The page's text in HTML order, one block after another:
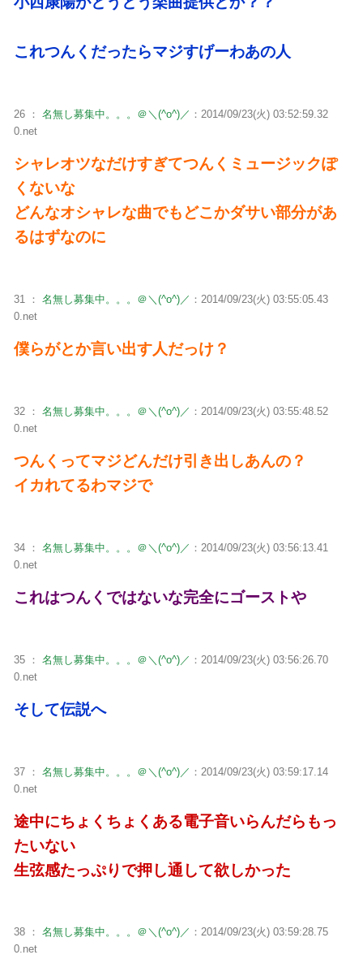
これつんくだったらマジすげーわあの人
26 ： 名無し募集中。。。＠＼(^o^)／ ：2014/09/23(火) 03:52:59.32
0.net
シャレオツなだけすぎてつんくミュージックぽ
くないな
どんなオシャレな曲でもどこかダサい部分があ
るはずなのに
31 ： 名無し募集中。。。＠＼(^o^)／ ：2014/09/23(火) 03:55:05.43
0.net
僕らがとか言い出す人だっけ？
32 ： 名無し募集中。。。＠＼(^o^)／ ：2014/09/23(火) 03:55:48.52
0.net
つんくってマジどんだけ引き出しあんの？
イカれてるわマジで
34 ： 名無し募集中。。。＠＼(^o^)／ ：2014/09/23(火) 03:56:13.41
0.net
これはつんくではないな完全にゴーストや
35 ： 名無し募集中。。。＠＼(^o^)／ ：2014/09/23(火) 03:56:26.70
0.net
そして伝説へ
37 ： 名無し募集中。。。＠＼(^o^)／ ：2014/09/23(火) 03:59:17.14
0.net
途中にちょくちょくある電子音いらんだらもっ
たいない
生弦感たっぷりで押し通して欲しかった
38 ： 名無し募集中。。。＠＼(^o^)／ ：2014/09/23(火) 03:59:28.75
0.net